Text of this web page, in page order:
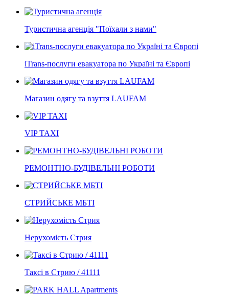
Туристична агенція "Поїхали з нами"
iTrans-послуги евакуатора по Україні та Європі
Магазин одягу та взуття LAUFAM
VIP TAXI
РЕМОНТНО-БУДІВЕЛЬНІ РОБОТИ
СТРИЙСЬКЕ МБТІ
Нерухомість Стрия
Таксі в Стрию / 41111